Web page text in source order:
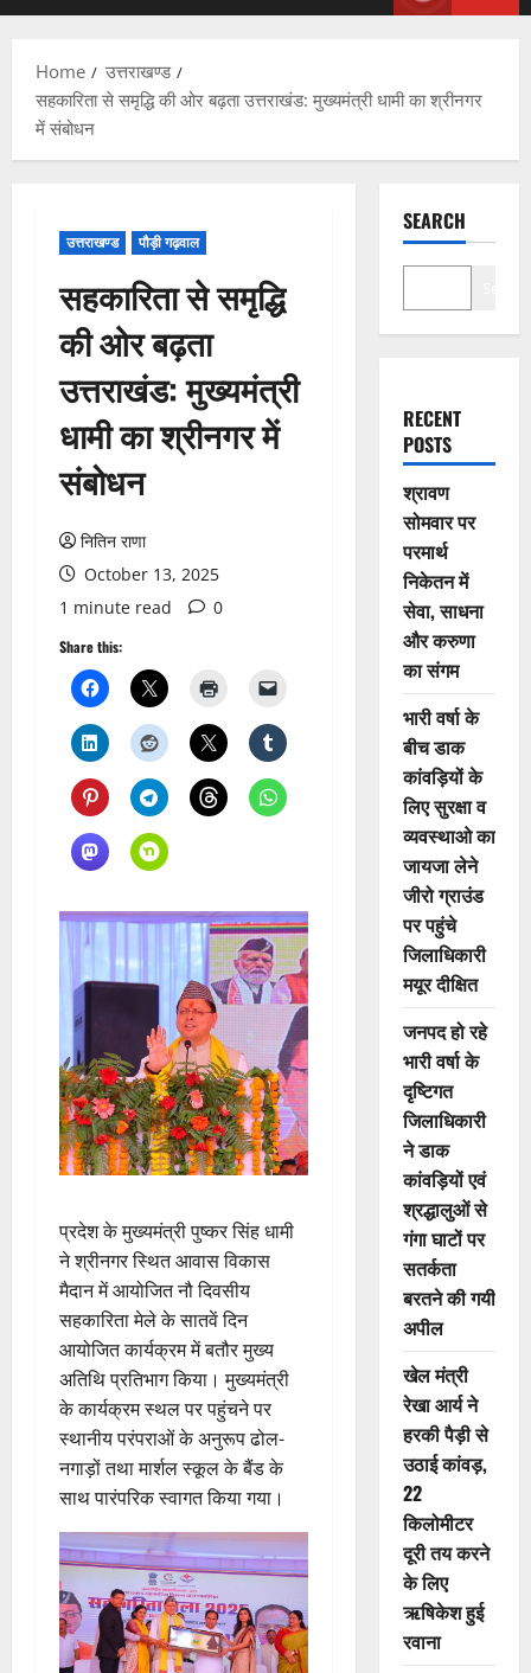
Home
उत्तराखण्ड
सहकारिता से समृद्धि की ओर बढ़ता उत्तराखंड: मुख्यमंत्री धामी का श्रीनगर
में संबोधन
उत्तराखण्ड पौड़ी गढ़वाल
सहकारिता से समृद्धि
की ओर बढ़ता
उत्तराखंड: मुख्यमंत्री
धामी का श्रीनगर में
संबोधन
नितिन राणा
October 13, 2025
1 minute read
0
Share this:
प्रदेश के मुख्यमंत्री पुष्कर सिंह धामी
ने श्रीनगर स्थित आवास विकास
मैदान में आयोजित नौ दिवसीय
सहकारिता मेले के सातवें दिन
आयोजित कार्यक्रम में बतौर मुख्य
अतिथि प्रतिभाग किया। मुख्यमंत्री
के कार्यक्रम स्थल पर पहुंचने पर
स्थानीय परंपराओं के अनुरूप ढोल-
नगाड़ों तथा मार्शल स्कूल के बैंड के
साथ पारंपरिक स्वागत किया गया।
SEARCH
RECENT
POSTS
श्रावण
सोमवार पर
परमार्थ
निकेतन में
सेवा, साधना
और करुणा
का संगम
भारी वर्षा के
बीच डाक
कांवड़ियों के
लिए सुरक्षा व
व्यवस्थाओ का
जायजा लेने
जीरो ग्राउंड
पर पहुंचे
जिलाधिकारी
मयूर दीक्षित
जनपद हो रहे
भारी वर्षा के
दृष्टिगत
जिलाधिकारी
ने डाक
कांवड़ियों एवं
श्रद्धालुओं से
गंगा घाटों पर
सतर्कता
बरतने की गयी
अपील
खेल मंत्री
रेखा आर्य ने
हरकी पैड़ी से
उठाई कांवड़,
22
किलोमीटर
दूरी तय करने
के लिए
ऋषिकेश हुई
रवाना